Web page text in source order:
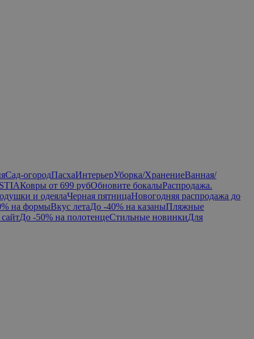
Сад-огородПасхаИнтерьерУборка/ХранениеВанная/
Ковры от 699 рубОбновите бокалыРаспродажа.
и одеялаЧерная пятницаНовогодняя распродажа до
на формыВкус летаДо -40% на казаныПляжные
До -50% на полотенцеСтильные новинкиДля